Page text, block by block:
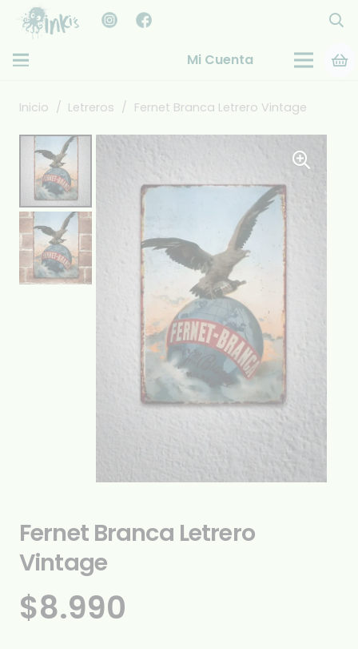
Mi Cuenta
Inicio / Letreros / Fernet Branca Letrero Vintage
Fernet Branca Letrero
Vintage
$8.990